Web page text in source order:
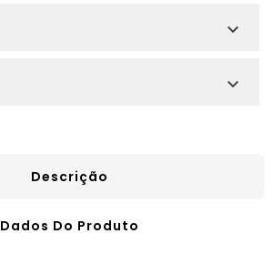


Descrição
Dados Do Produto